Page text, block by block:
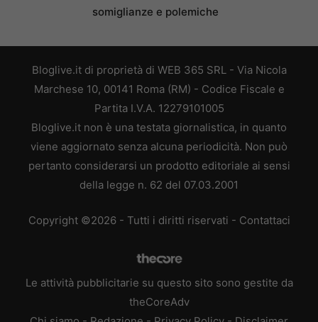
somiglianze e polemiche
Bloglive.it di proprietà di WEB 365 SRL - Via Nicola
Marchese 10, 00141 Roma (RM) - Codice Fiscale e
Partita I.V.A. 12279101005
Bloglive.it non è una testata giornalistica, in quanto
viene aggiornato senza alcuna periodicità. Non può
pertanto considerarsi un prodotto editoriale ai sensi
della legge n. 62 del 07.03.2001
Copyright ©2026 - Tutti i diritti riservati - Contattaci
Le attività pubblicitarie su questo sito sono gestite da
theCoreAdv